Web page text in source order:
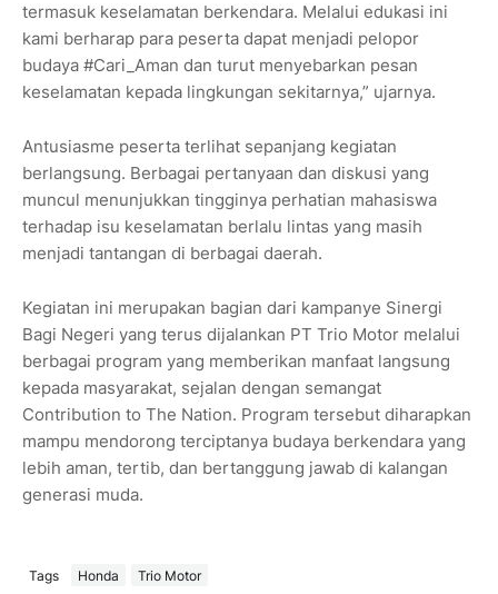
termasuk keselamatan berkendara. Melalui edukasi ini
kami berharap para peserta dapat menjadi pelopor
budaya #Cari_Aman dan turut menyebarkan pesan
keselamatan kepada lingkungan sekitarnya,” ujarnya.
Antusiasme peserta terlihat sepanjang kegiatan
berlangsung. Berbagai pertanyaan dan diskusi yang
muncul menunjukkan tingginya perhatian mahasiswa
terhadap isu keselamatan berlalu lintas yang masih
menjadi tantangan di berbagai daerah.
Kegiatan ini merupakan bagian dari kampanye Sinergi
Bagi Negeri yang terus dijalankan PT Trio Motor melalui
berbagai program yang memberikan manfaat langsung
kepada masyarakat, sejalan dengan semangat
Contribution to The Nation. Program tersebut diharapkan
mampu mendorong terciptanya budaya berkendara yang
lebih aman, tertib, dan bertanggung jawab di kalangan
generasi muda.
Tags Honda Trio Motor